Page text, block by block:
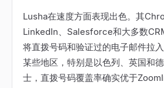
Lusha在速度方面表现出色。其
LinkedIn、Salesforce和大多数
将直拨号码和验证过的电子邮件拉
某些地区，特别是以色列、英国和
士，直拨号码覆盖率确实优于